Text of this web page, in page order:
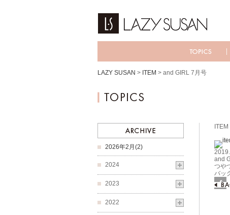
LAZY SUSAN > ITEM > and GIRL 7月号
2026年2月(2)
2024
2023
2022
ITEM
and
つや
バッ